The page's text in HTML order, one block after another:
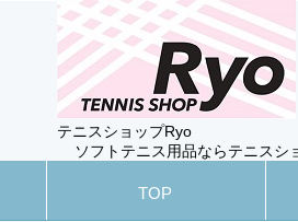
テニスショップRyo
ソフトテニス用品ならテニスシ
TOP